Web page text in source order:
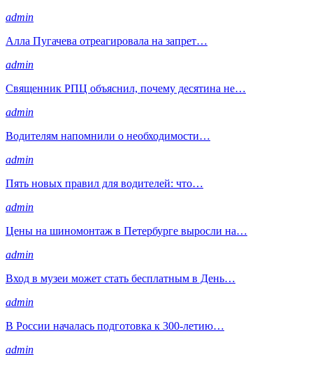
admin
Алла Пугачева отреагировала на запрет…
admin
Священник РПЦ объяснил, почему десятина не…
admin
Водителям напомнили о необходимости…
admin
Пять новых правил для водителей: что…
admin
Цены на шиномонтаж в Петербурге выросли на…
admin
Вход в музеи может стать бесплатным в День…
admin
В России началась подготовка к 300-летию…
admin